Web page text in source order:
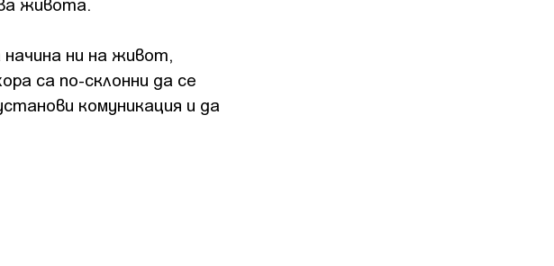
ни на живот,
са по-склонни да се
комуникация и да